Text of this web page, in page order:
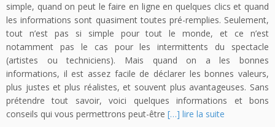
simple, quand on peut le faire en ligne en quelques clics et quand
les informations sont quasiment toutes pré-remplies. Seulement,
tout n’est pas si simple pour tout le monde, et ce n’est
notamment pas le cas pour les intermittents du spectacle
(artistes ou techniciens). Mais quand on a les bonnes
informations, il est assez facile de déclarer les bonnes valeurs,
plus justes et plus réalistes, et souvent plus avantageuses. Sans
prétendre tout savoir, voici quelques informations et bons
conseils qui vous permettrons peut-être […] lire la suite